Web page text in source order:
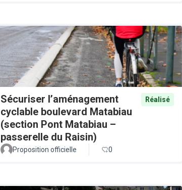
Sécuriser l’aménagement
cyclable boulevard Matabiau
(section Pont Matabiau –
passerelle du Raisin)
Réalisé
Proposition officielle 0